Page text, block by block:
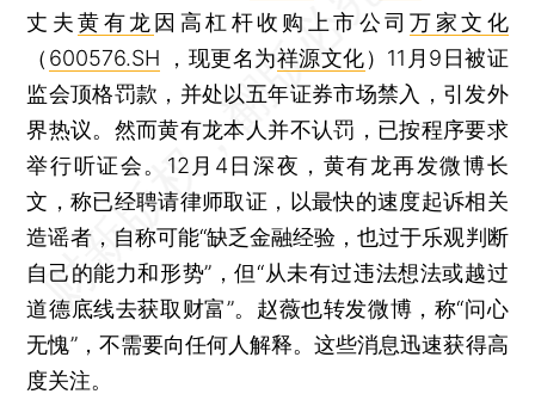
丈夫黄有龙 因高杠杆收购上市公司万家文化
（ 600576.SH ，现更名为祥源文化）11月9日被证
监会顶格罚款，并处以五年证券市场禁入，引发外
界热议。然而黄有龙本人并不认罚，已按程序要求
举行听证会。12月4日深夜，黄有龙再发微博长
文，称已经聘请律师取证，以最快的速度起诉相关
造谣者，自称可能“缺乏金融经验，也过于乐观判断
自己的能力和形势”，但“从未有过违法想法或越过
道德底线去获取财富”。赵薇也转发微博，称“问心
无愧”，不需要向任何人解释。这些消息迅速获得高
度关注。